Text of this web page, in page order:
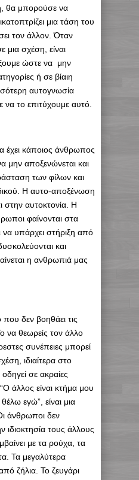
θα μπορούσε να
μια τάση του
τον άλλον. Όταν
σχέση, είναι
ώστε να μην
ή σε βίαιη
αυτογνωσία
το επιτύχουμε αυτό.
κάποιος άνθρωπος
μην αποξενώνεται και
των φίλων και
Η αυτο-αποξένωση
στην αυτοκτονία. Η
φαίνονται στα
να υπάρχει στήριξη από
και
η ανθρωπιά μας
που δεν βοηθάει τις
να θεωρείς τον άλλο
συνέπειες μπορεί
ιδιαίτερα στο
σε ακραίες
άλλος είναι κτήμα μου
εγώ”, είναι μια
άνθρωποι δεν
τους άλλους
με τα ρούχα, τα
Τα μεγαλύτερα
ζήλια. Το ζευγάρι